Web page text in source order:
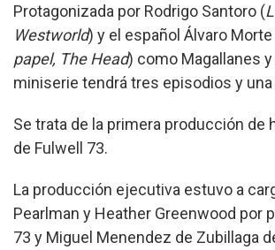
Protagonizada por Rodrigo Santoro (
Westworld) y el español Álvaro Morte
papel, The Head) como Magallanes y
miniserie tendrá tres episodios y una
Se trata de la primera producción de
de Fulwell 73.
La producción ejecutiva estuvo a
Pearlman y Heather Greenwood por
73 y Miguel Menendez de Zubillaga